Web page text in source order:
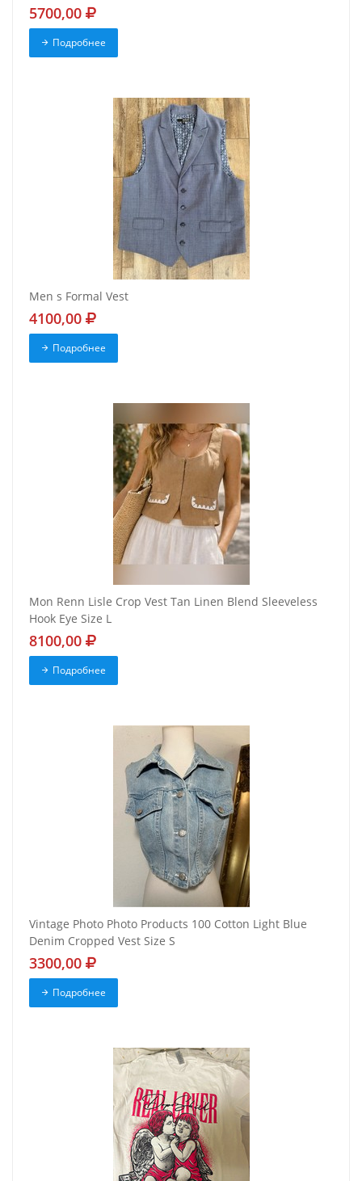
5700,00
Подробнее
Men s Formal Vest
4100,00
Подробнее
Mon Renn Lisle Crop Vest Tan Linen Blend Sleeveless
Hook Eye Size L
8100,00
Подробнее
Vintage Photo Photo Products 100 Cotton Light Blue
Denim Cropped Vest Size S
3300,00
Подробнее